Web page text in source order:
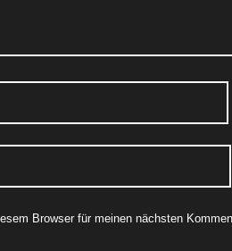
Browser für meinen nächsten